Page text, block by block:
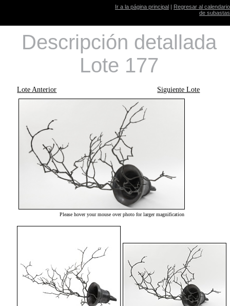
Ir a la página principal | Regresar al calendario
de subastas
Descripción detallada
Lote 177
Lote Anterior Siguiente Lote
Please hover your mouse over photo for larger magnification